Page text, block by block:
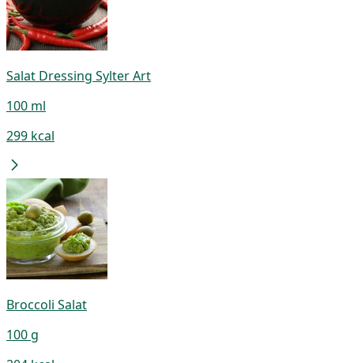
Salat Dressing Sylter Art
100 ml
299 kcal
Broccoli Salat
100 g